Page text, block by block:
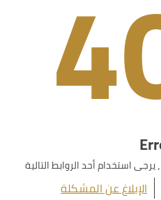
استخدام أحد الروابط التالية
الإبلاغ عن المشكلة